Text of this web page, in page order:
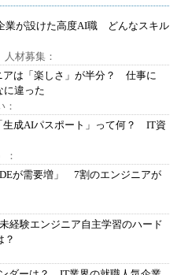
が設けた高度AI職 どんなスキル
人材募集：
アは「楽しさ」が半分？ 仕事に
に違った
：
成AIパスポート」って何？ IT資
：
が需要増」 7割のエンジニアが
経験エンジニア自主学習のハード
？